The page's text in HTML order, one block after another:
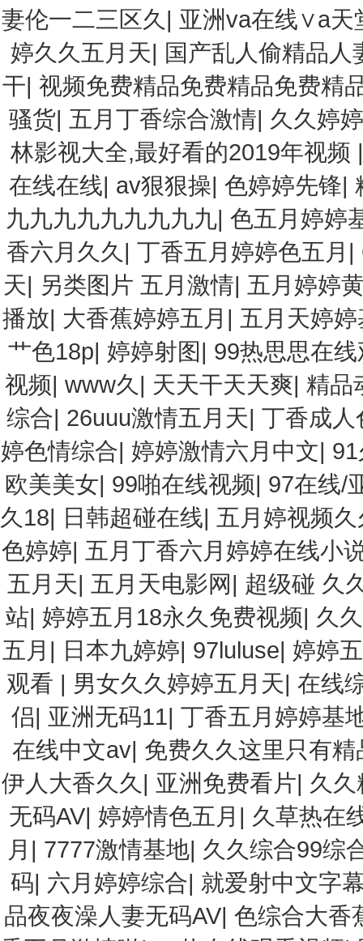
妻伦一二三区久 | 亚洲va在线∨a天
婷久久五月天| 国产乱人偷精品人
干| 视频免费精品免费精品免费精
骚货| 五月丁香综合激情| 久久婷
林影视大全,最好看的2019年视频
在线在线| av狠狠操| 色婷婷先锋|
九九九九九九九九九| 色五月婷婷
香六月久久 |丁香五月婷婷色五月 |
天| 另类图片 五月激情| 五月婷婷
播放| 大香蕉婷婷五月 | 五月天婷
艹色18p| 婷婷射图| 99热思思在
视频| www久 | 天天干天天爽| 精品
综合| 26uuu激情五月天| 丁香成人
婷色情综合| 婷婷激情六月中文|
欧美美女| 99啪在线视频| 97在线/
久18| 日韩超碰在线| 五月婷视频久
色婷婷| 五月丁香六月婷婷在线小
五月天| 五月天电影网| 超级碰 久
站| 婷婷五月18永久免费视频| 久
五月 | 日本九婷婷| 97luluse| 婷婷
观看 | 男女久久婷婷五月天| 在线
侣| 亚洲无码11| 丁香五月婷婷基
在线中文av| 免费久久这里只有精
伊人大香久久 | 亚洲免费看片| 久久
无码AV| 婷婷情色五月 | 久草热在
月 | 7777激情基地| 久久综合99综
码| 六月婷婷综合| 就爱射中文字
品夜夜澡人妻无码AV| 色综合大香